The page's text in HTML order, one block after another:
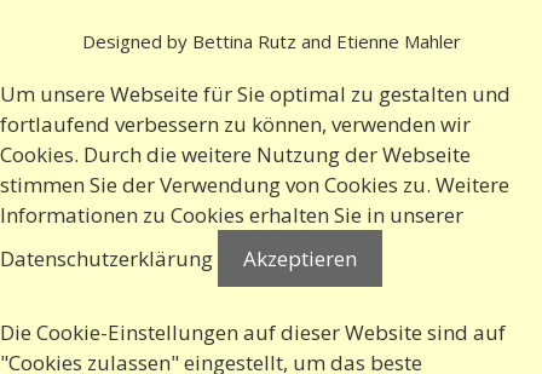
Designed by Bettina Rutz and Etienne Mahler
Um unsere Webseite für Sie optimal zu gestalten und
fortlaufend verbessern zu können, verwenden wir
Cookies. Durch die weitere Nutzung der Webseite
stimmen Sie der Verwendung von Cookies zu. Weitere
Informationen zu Cookies erhalten Sie in unserer
Datenschutzerklärung
Akzeptieren
Die Cookie-Einstellungen auf dieser Website sind auf
"Cookies zulassen" eingestellt, um das beste